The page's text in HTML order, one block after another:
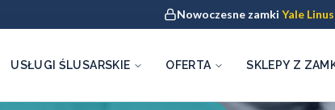
Nowoczesne zamki Yale Linus
USŁUGI ŚLUSARSKIE OFERTA SKLEPY Z